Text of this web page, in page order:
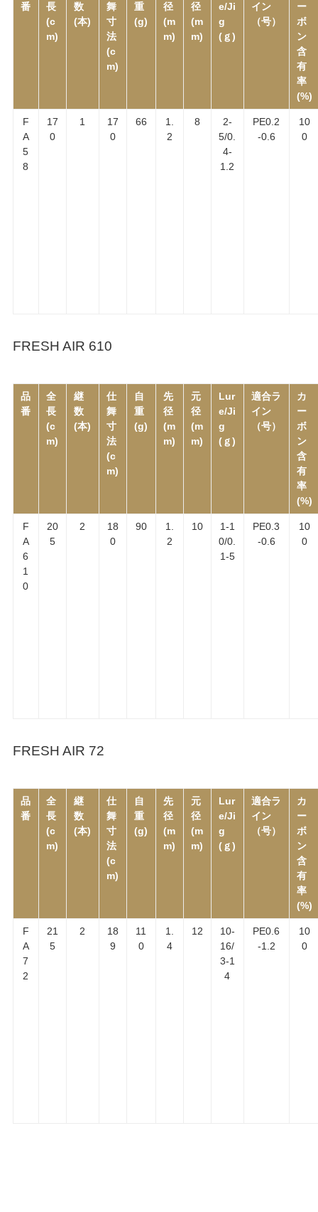
番
長
(c
m)
数
(本)
舞
寸
法
(c
m)
重
(g)
径
(m
m)
径
(m
m)
e/Ji
g
(ｇ)
イン
（号）
ー
ボ
ン
含
有
率
(%)
F
A
5
8
17
0
1
17
0
66
1.
2
8
2-
5/0.
4-
1.2
PE0.2
-0.6
10
0
FRESH AIR 610
品
番
全
長
(c
m)
継
数
(本)
仕
舞
寸
法
(c
m)
自
重
(g)
先
径
(m
m)
元
径
(m
m)
Lur
e/Ji
g
(ｇ)
適合ラ
イン
（号）
カ
ー
ボ
ン
含
有
率
(%)
F
A
6
1
0
20
5
2
18
0
90
1.
2
10
1-1
0/0.
1-5
PE0.3
-0.6
10
0
FRESH AIR 72
品
番
全
長
(c
m)
継
数
(本)
仕
舞
寸
法
(c
m)
自
重
(g)
先
径
(m
m)
元
径
(m
m)
Lur
e/Ji
g
(ｇ)
適合ラ
イン
（号）
カ
ー
ボ
ン
含
有
率
(%)
F
A
7
2
21
5
2
18
9
11
0
1.
4
12
10-
16/
3-1
4
PE0.6
-1.2
10
0